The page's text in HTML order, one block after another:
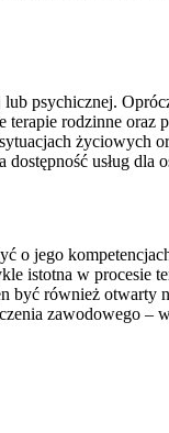
psychicznej.
rodzinne oraz
życiowych
usług dla
jego
istotna w procesie
również otwarty
zawodowego –